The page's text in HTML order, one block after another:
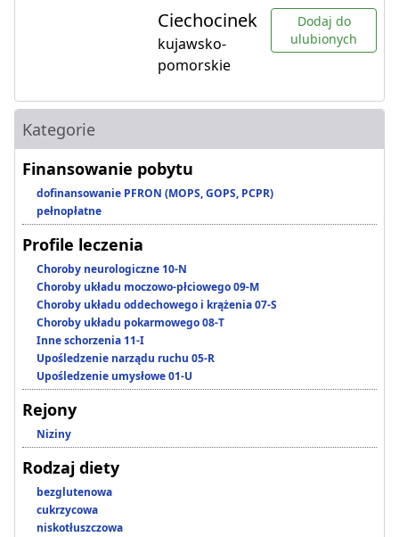
Ciechocinek
kujawsko-
pomorskie
Dodaj do
ulubionych
Kategorie
Finansowanie pobytu
dofinansowanie PFRON (MOPS, GOPS, PCPR)
pełnopłatne
Profile leczenia
Choroby neurologiczne 10-N
Choroby układu moczowo-płciowego 09-M
Choroby układu oddechowego i krążenia 07-S
Choroby układu pokarmowego 08-T
Inne schorzenia 11-I
Upośledzenie narządu ruchu 05-R
Upośledzenie umysłowe 01-U
Rejony
Niziny
Rodzaj diety
bezglutenowa
cukrzycowa
niskotłuszczowa